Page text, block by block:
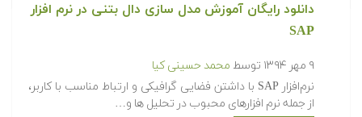
دانلود رایگان آموزش مدل سازی دال بتنی در نرم افزار
SAP
۹ مهر ۱۳۹۴ توسط محمد حسینی کیا
نرم‌افزار SAP با داشتن فضایی گرافیکی و ارتباط مناسب با کاربر،
از جمله نرم افزارهای محبوب در تحلیل ها و…